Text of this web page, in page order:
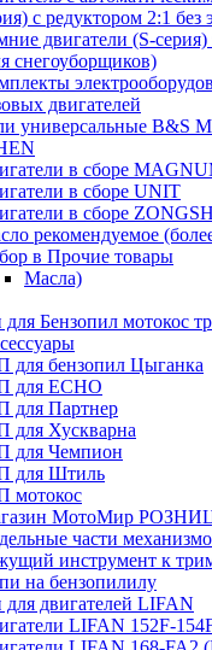
с редуктором 2:1 без
двигатели (S-серия)
снегоуборщиков)
двигателей
универсальные B&S
в сборе
в сборе UNIT
в сборе
рекомендуемое
в Прочие товары
Масла)
для Бензопил мотокос
для бензопил Цыганка
для ЕСНО
для Партнер
для Хускварна
для Чемпион
для Штиль
мотокос
МотоМир
части
инструмент к
на бензопилилу
для двигателей LIFAN
LIFAN 152F-